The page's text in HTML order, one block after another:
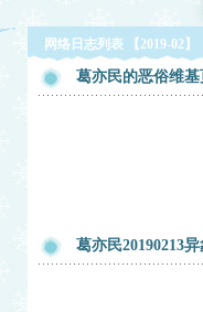
网络日志列表 【2019-02】
葛亦民的恶俗维
葛亦民20190213